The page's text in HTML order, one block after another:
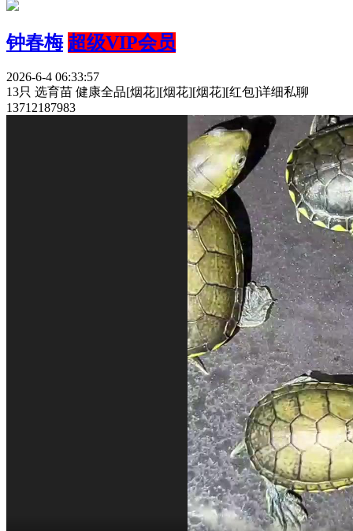
钟春梅 超级VIP会员
2026-6-4 06:33:57
13只 选育苗 健康全品[烟花][烟花][烟花][红包]详细私聊
13712187983